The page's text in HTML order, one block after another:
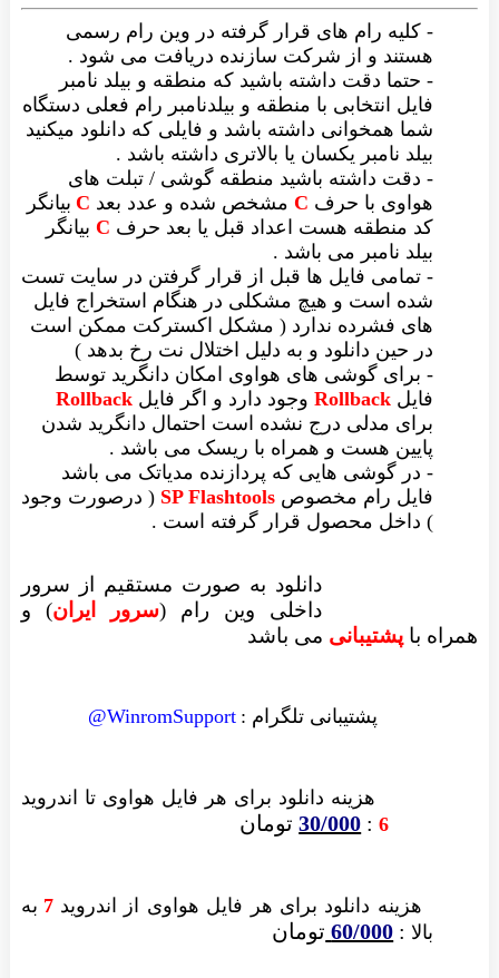
- کلیه رام های قرار گرفته در وین رام رسمی
هستند و از شرکت سازنده دریافت می شود .
- حتما دقت داشته باشید که منطقه و بیلد نامبر
فایل انتخابی با منطقه و بیلدنامبر رام فعلی دستگاه
شما همخوانی داشته باشد و فایلی که دانلود میکنید
بیلد نامبر یکسان یا بالاتری داشته باشد .
- دقت داشته باشید منطقه گوشی / تبلت های
هواوی با حرف C مشخص شده و عدد بعد C بیانگر
کد منطقه هست اعداد قبل یا بعد حرف Cبیانگر
بیلد نامبر می باشد .
- تمامی فایل ها قبل از قرار گرفتن در سایت تست
شده است و هیچ مشکلی در هنگام استخراج فایل
های فشرده ندارد ( مشکل اکسترکت ممکن است
در حین دانلود و به دلیل اختلال نت رخ بدهد )
- برای گوشی های هواوی امکان دانگرید توسط
فایل Rollbackوجود دارد و اگر فایل Rollback
برای مدلی درج نشده است احتمال دانگرید شدن
پایین هست و همراه با ریسک می باشد .
- در گوشی هایی که پردازنده مدیاتک می باشد
فایل رام مخصوص SP Flashtools ( درصورت وجود
) داخل محصول قرار گرفته است .
دانلود به صورت مستقیم از سرور
داخلی وین رام (سرور ایران) و
همراه با پشتیبانی می باشد
پشتیبانی تلگرام : WinromSupport@
هزینه دانلود برای هر فایل هواوی تا اندروید
6
:
30/000تومان
هزینه دانلود برای هر فایل هواوی از اندروید7 به
بالا :
60/000 تومان